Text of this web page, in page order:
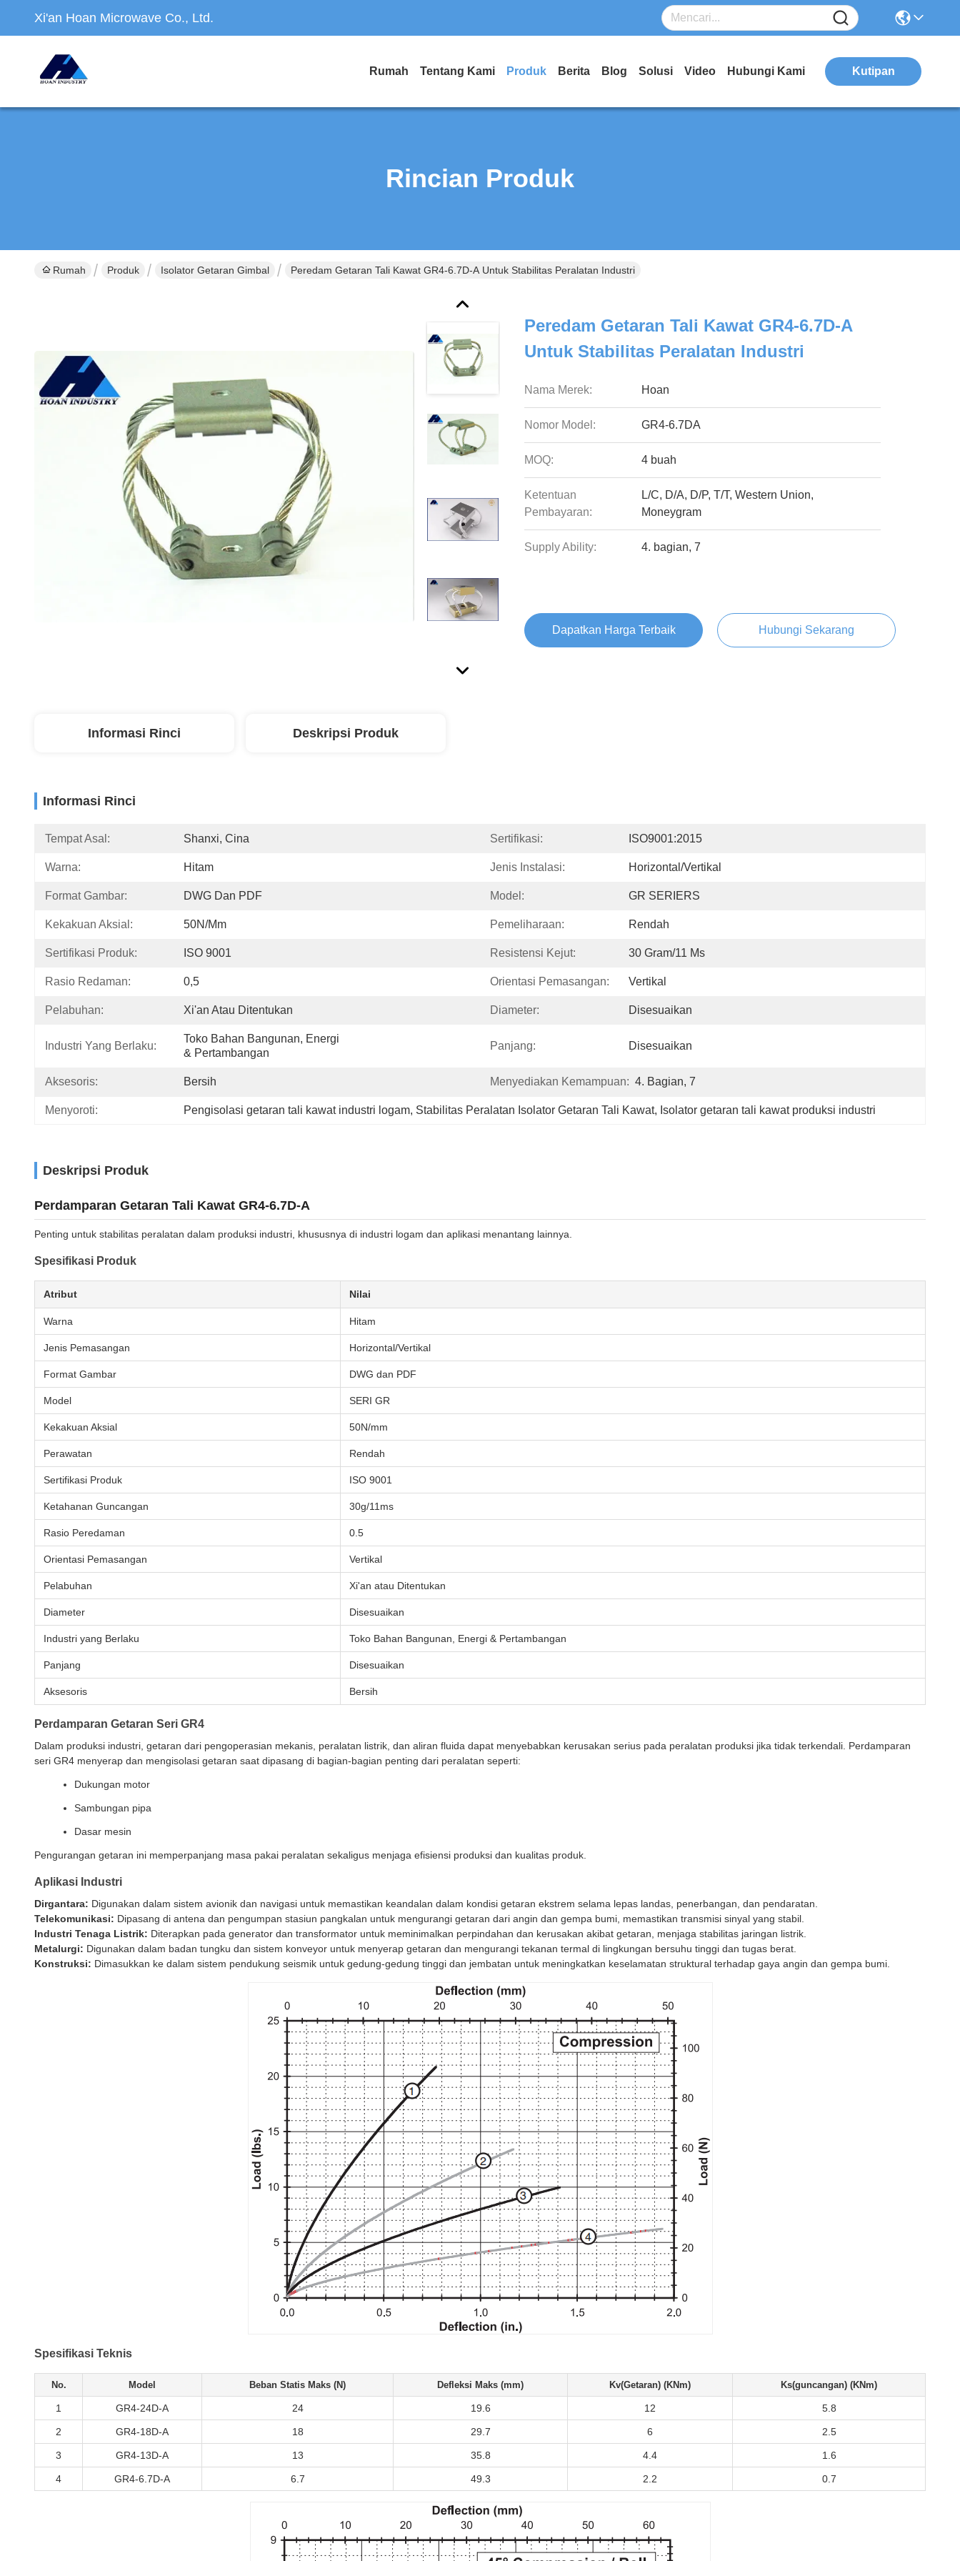
Xi'an Hoan Microwave Co., Ltd.
Rumah Tentang Kami Produk Berita Blog Solusi Video Hubungi Kami Kutipan
Rincian Produk
Rumah Produk Isolator Getaran Gimbal Peredam Getaran Tali Kawat GR4-6.7D-A Untuk Stabilitas Peralatan Industri
Peredam Getaran Tali Kawat GR4-6.7D-A
Untuk Stabilitas Peralatan Industri
Nama Merek: Hoan
Nomor Model: GR4-6.7DA
MOQ: 4 buah
Ketentuan
Pembayaran:
L/C, D/A, D/P, T/T, Western Union,
Moneygram
Supply Ability: 4. bagian, 7
Dapatkan Harga Terbaik Hubungi Sekarang
Informasi Rinci Deskripsi Produk
Informasi Rinci
Tempat Asal: Shanxi, Cina Sertifikasi: ISO9001:2015
Warna: Hitam Jenis Instalasi: Horizontal/Vertikal
Format Gambar: DWG Dan PDF Model: GR SERIERS
Kekakuan Aksial: 50N/mm Pemeliharaan: Rendah
Sertifikasi Produk: ISO 9001 Resistensi Kejut: 30 Gram/11 Ms
Rasio Redaman: 0,5 Orientasi Pemasangan: Vertikal
Pelabuhan: Xi'an Atau Ditentukan Diameter: Disesuaikan
Industri Yang Berlaku:
Toko Bahan Bangunan, Energi
& Pertambangan
Panjang: Disesuaikan
Aksesoris: Bersih Menyediakan Kemampuan: 4. Bagian, 7
Menyoroti: Pengisolasi getaran tali kawat industri logam, Stabilitas Peralatan Isolator Getaran Tali Kawat, Isolator getaran tali kawat produksi industri
Deskripsi Produk
Perdamparan Getaran Tali Kawat GR4-6.7D-A
Penting untuk stabilitas peralatan dalam produksi industri, khususnya di industri logam dan aplikasi menantang lainnya.
Spesifikasi Produk
Atribut Nilai
Warna Hitam
Jenis Pemasangan Horizontal/Vertikal
Format Gambar DWG dan PDF
Model SERI GR
Kekakuan Aksial 50N/mm
Perawatan Rendah
Sertifikasi Produk ISO 9001
Ketahanan Guncangan 30g/11ms
Rasio Peredaman 0.5
Orientasi Pemasangan Vertikal
Pelabuhan Xi'an atau Ditentukan
Diameter Disesuaikan
Industri yang Berlaku Toko Bahan Bangunan, Energi & Pertambangan
Panjang Disesuaikan
Aksesoris Bersih
Perdamparan Getaran Seri GR4
Dalam produksi industri, getaran dari pengoperasian mekanis, peralatan listrik, dan aliran fluida dapat menyebabkan kerusakan serius pada peralatan produksi jika tidak terkendali. Perdamparan
seri GR4 menyerap dan mengisolasi getaran saat dipasang di bagian-bagian penting dari peralatan seperti:
Dukungan motor
Sambungan pipa
Dasar mesin
Pengurangan getaran ini memperpanjang masa pakai peralatan sekaligus menjaga efisiensi produksi dan kualitas produk.
Aplikasi Industri
Dirgantara: Digunakan dalam sistem avionik dan navigasi untuk memastikan keandalan dalam kondisi getaran ekstrem selama lepas landas, penerbangan, dan pendaratan.
Telekomunikasi: Dipasang di antena dan pengumpan stasiun pangkalan untuk mengurangi getaran dari angin dan gempa bumi, memastikan transmisi sinyal yang stabil.
Industri Tenaga Listrik: Diterapkan pada generator dan transformator untuk meminimalkan perpindahan dan kerusakan akibat getaran, menjaga stabilitas jaringan listrik.
Metalurgi: Digunakan dalam badan tungku dan sistem konveyor untuk menyerap getaran dan mengurangi tekanan termal di lingkungan bersuhu tinggi dan tugas berat.
Konstruksi: Dimasukkan ke dalam sistem pendukung seismik untuk gedung-gedung tinggi dan jembatan untuk meningkatkan keselamatan struktural terhadap gaya angin dan gempa bumi.
Spesifikasi Teknis
No. Model Beban Statis Maks (N) Defleksi Maks (mm) Kv(Getaran) (KNm) Ks(guncangan) (KNm)
1 GR4-24D-A 24 19.6 12 5.8
2 GR4-18D-A 18 29.7 6 2.5
3 GR4-13D-A 13 35.8 4.4 1.6
4 GR4-6.7D-A 6.7 49.3 2.2 0.7